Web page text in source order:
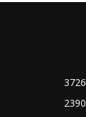
3726
2390